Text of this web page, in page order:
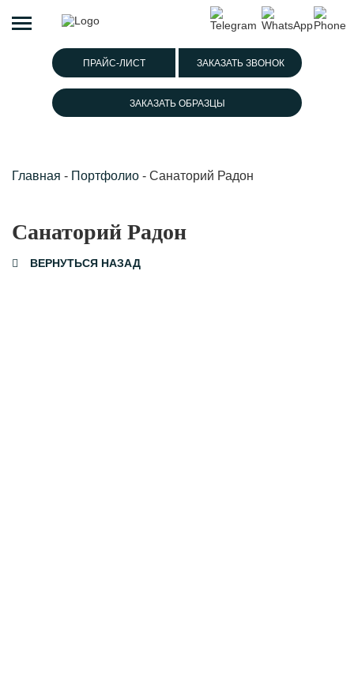
ПРАЙС-ЛИСТ ЗАКАЗАТЬ ЗВОНОК
ЗАКАЗАТЬ ОБРАЗЦЫ
Главная - Портфолио - Санаторий Радон
Санаторий Радон
ВЕРНУТЬСЯ НАЗАД